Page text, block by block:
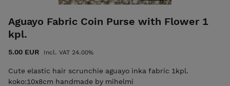
Aguayo Fabric Coin Purse with Flower 1
kpl.
5.00 EUR Incl. VAT 24.00%
Cute elastic hair scrunchie aguayo inka fabric 1kpl.
koko:10x8cm handmade by mihelmi